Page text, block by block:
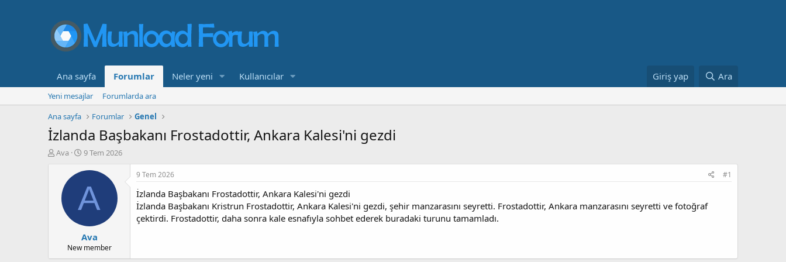
Ana sayfa Forumlar Neler yeni Kullanıcılar Giriş yap Ara
Yeni mesajlar
Forumlarda ara
Ana sayfa
Forumlar Genel
İzlanda Başbakanı Frostadottir, Ankara Kalesi'ni gezdi
K
l
Ava
B
ş
a
n
ı
ç
t
a
9 Tem 2026
A
Ava
New member
9 Tem 2026 #1
İzlanda Başbakanı Frostadottir, Ankara Kalesi'ni gezdi
İzlanda Başbakanı Kristrun Frostadottir, Ankara Kalesi'ni gezdi, şehir manzarasını seyretti. Frostadottir, Ankara manzarasını seyretti ve fotoğraf
çektirdi. Frostadottir, daha sonra kale esnafıyla sohbet ederek buradaki turunu tamamladı.